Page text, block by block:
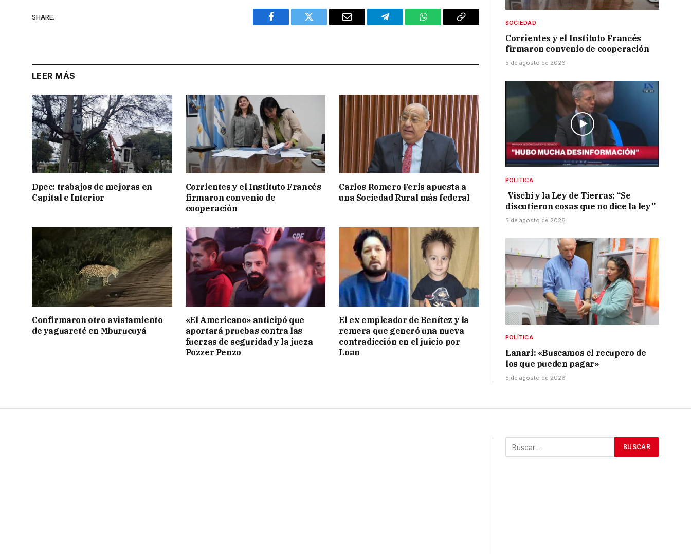
SHARE.
Facebook Twitter Email Telegram WhatsAppCopy
LEER MÁS
Dpec: trabajos de mejoras en
Capital e Interior
Corrientes y el Instituto Francés
firmaron convenio de
cooperación
Carlos Romero Feris apuesta a
una Sociedad Rural más federal
Confirmaron otro avistamiento
de yaguareté en Mburucuyá
«El Americano» anticipó que
aportará pruebas contra las
fuerzas de seguridad y la jueza
Pozzer Penzo
El ex empleador de Benítez y la
remera que generó una nueva
contradicción en el juicio por
Loan
SOCIEDAD
Corrientes y el Instituto Francés
firmaron convenio de cooperación
5 de agosto de 2026
POLÍTICA
Vischi y la Ley de Tierras: “Se
discutieron cosas que no dice la ley”
5 de agosto de 2026
POLÍTICA
Lanari: «Buscamos el recupero de
los que pueden pagar»
5 de agosto de 2026